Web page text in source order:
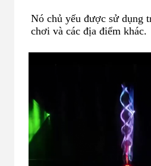
Nó chủ yếu được sử dụng
chơi và các địa điểm khác.